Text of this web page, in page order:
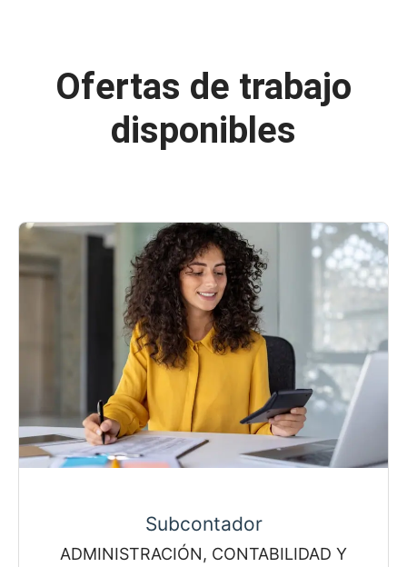
Ofertas de trabajo
disponibles
Subcontador
ADMINISTRACIÓN, CONTABILIDAD Y